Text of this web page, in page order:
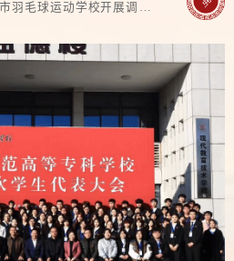
羽毛球运动学校开展调研交
，益阳市羽毛球运动学校校
动学校办学成果。作为连续3
出贾一凡、包宜鑫等世界冠
...